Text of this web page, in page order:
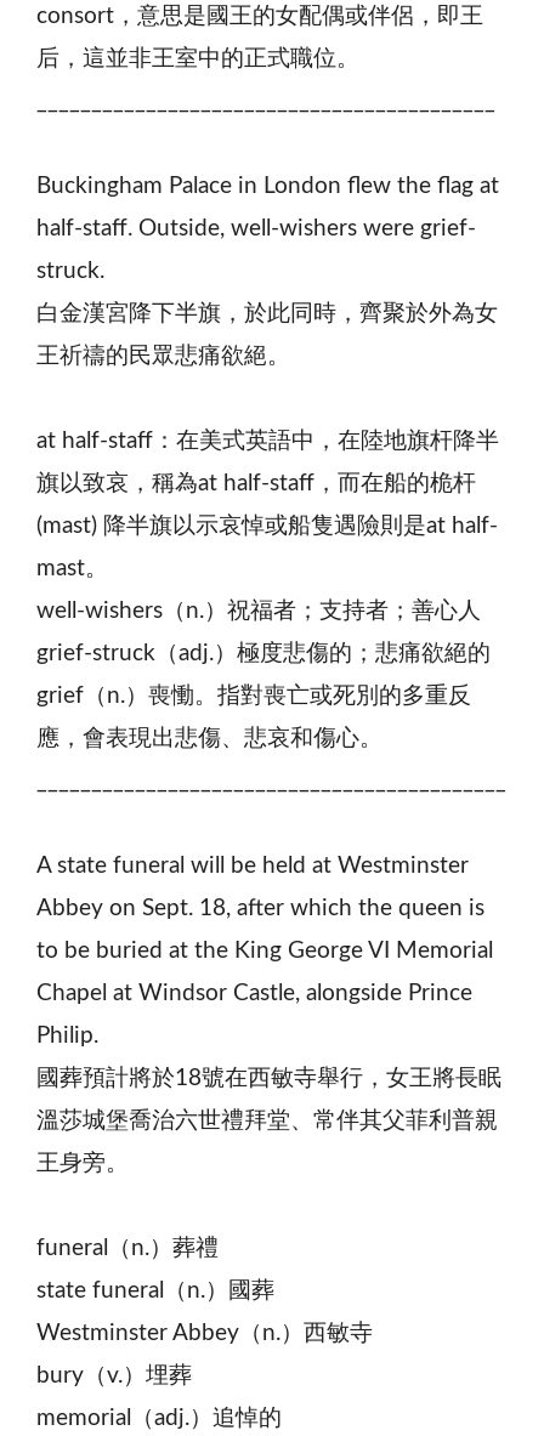
consort，意思是國王的女配偶或伴侶，即王
后，這並非王室中的正式職位。
Buckingham Palace in London flew the flag at
half-staff. Outside, well-wishers were grief-
struck.
白金漢宮降下半旗，於此同時，齊聚於外為女
王祈禱的民眾悲痛欲絕。
at half-staff：在美式英語中，在陸地旗杆降半
旗以致哀，稱為at half-staff，而在船的桅杆
(mast) 降半旗以示哀悼或船隻遇險則是at half-
mast。
well-wishers（n.）祝福者；支持者；善心人
grief-struck（adj.）極度悲傷的；悲痛欲絕的
grief（n.）喪慟。指對喪亡或死別的多重反
應，會表現出悲傷、悲哀和傷心。
A state funeral will be held at Westminster
Abbey on Sept. 18, after which the queen is
to be buried at the King George VI Memorial
Chapel at Windsor Castle, alongside Prince
Philip.
國葬預計將於18號在西敏寺舉行，女王將長眠
溫莎城堡喬治六世禮拜堂、常伴其父菲利普親
王身旁。
funeral（n.）葬禮
state funeral（n.）國葬
Westminster Abbey（n.）西敏寺
bury（v.）埋葬
memorial（adj.）追悼的